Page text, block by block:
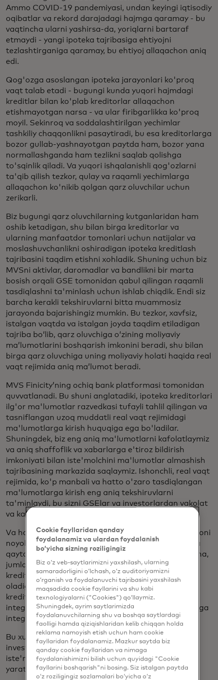
Ammo COVID-19 pandemiyasi, undan keyingi iqtisodiy
oqibatlar va rekord darajadagi hajmga qaramay - bu
vaqtincha ularni yashirsa-da, yoriqlarni bartaraf
etmaydi - yangi ipoteka tajribasiga ehtiyojni
tezlashtirganiga qaramay, bu ehtiyoj allaqachon aniq
edi.
Qog'ozga asoslangan ipoteka jarayonlari ko'proq
vaqt talab etadi - bugungi kunda yuqori hajmdagi
kreditlar bilan ko'plab kreditorlar allaqachon
etishmayotgan narsa - va ular firibgarlikka ko'proq
moyil. Sekinroq va soddalashtirilgan yechimlar
tashkiliy chaqqonlikni pasaytiradi, bu esa kreditorlarga
bozor gullab-yashnayotgan paytda ham, bozor yana
normallashganda ham tezlikni saqlab qolishga
to'sqinlik qiladi. Va yuqori ishqalanishli qog'ozlarni
ta'qib qilish tezkor, qulay va raqamli yechimlarga
allaqachon ko'nikib qolgan qarz oluvchilar uchun
zerikarli.
Biz bugungi qarz oluvchilarning kutganlaridan ham
oshib ketadigan, shu bilan birga kreditorlar va
ularning manfaatdor tomonlari uchun natijalar va
moslashuvchanlikni oshiradigan ipoteka kreditlash
tajribasini taqdim etishni xohladik. Shuning uchun biz
MVSni aktivlar, daromadlar va bandlikni bir marta
bosish orqali GSE tomonidan qabul qilingan raqamli
tasdiqlashni ta'minlash uchun ishlab chiqdik. Endi siz
barcha kerakli tekshiruvlarni bitta muammosiz
jarayonda bajarishingiz mumkin. Bu tezkor, xavfsiz,
istalgan vaqtda va istalgan joyda taqdim etiladigan
tajriba boʻlib, qarz oluvchiga oʻzining moliyaviy
maʼlumotlarini boshqarish imkonini beradi, shu bilan
birga qarz oluvchiga uning moliyaviy holati haqida real
vaqt rejimida aniq maʼlumot beradi.
MVS Finicity’ning ochiq bank platformasi tomonidan
quvvatlanadi. Bu shuni anglatadiki, ipoteka kreditorlari
ilg'or ma'lumotlar razvedkasi tufayli tahlil qilingan va
tasniflangan uzoq muddatli real vaqt rejimidagi
ma'lumotlarga kirish huquqiga ega bo'ladilar.
Shuningdek, biz eng aniq ma'lumotlarni kafolatlaymiz
va aniq shaffoflik va xabarlarga e'tiroz bildirish
imkoniyati bilan iste'molchini ma'lumotlar almashish
tajribasining markazida saqlaymiz. Ishonchli, real vaqt
rejimida, ko'p manbali va hatto o'zaro tasdiqlangan
ma'lumotlarga kirish eng aniq tekshiruvlarni
ta'minlaydi, bu sizni GSElar va investorlardan vakolat
va kafolatni tasdiqlash yo'lida boshlaydi.
Va har bir kreditlashdan foydalanish holati va jarayoni
noyob bo'lgani uchun, biz MVSni moslashuvchan va
qayta moliyalashtirishdan tortib, yangi xaridlargacha,
jumladan, malakali va malakasiz ipoteka
kreditlarigacha bo'lgan hamma narsani qamrab
oladigan qilib yaratdik. Shuningdek, biz ipoteka
kreditorlari uchun bir nechta moslashuvchan
integratsiya variantlari bilan MVSni o'z ish jarayoniga
integratsiya qilishni osonlashtirdik.
Bu xususiyatlarning barchasi kreditorlar uchun
investitsiyalarning qaytarilishini yaxshilaydigan
iste'molchiga yo'naltirilgan kreditlash tajribasini
yaratish uchun birlashadi.
Cookie fayllaridan qanday
foydalanamiz va ulardan foydalanish
bo‘yicha sizning roziligingiz
Biz o‘z veb-saytlarimizni yaxshilash, ularning
samaradorligini o‘lchash, o‘z auditoriyamizni
o‘rganish va foydalanuvchi tajribasini yaxshilash
maqsadida cookie fayllarini va shu kabi
texnologiyalarni ("Cookies") qo‘llaymiz.
Shuningdek, ayrim saytlarimizda
foydalanuvchilarning shu va boshqa saytlardagi
faolligi hamda qiziqishlaridan kelib chiqqan holda
reklama namoyish etish uchun ham cookie
fayllaridan foydalanamiz. Mazkur saytda biz
qanday cookie fayllaridan va nimaga
foydalanishimizni bilish uchun quyidagi "Cookie
fayllarini boshqarish"ni bosing. Siz istalgan paytda
o‘z roziligingiz sozlamalari bo‘yicha o‘z